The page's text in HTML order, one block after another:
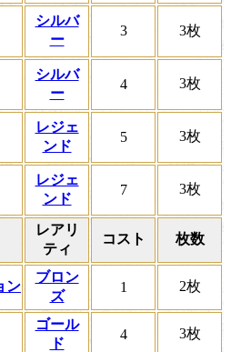
シルバ
ー
3 3枚
シルバ
ー
4 3枚
レジェ
ンド
5 3枚
レジェ
ンド
7 3枚
レアリ
ティ
コスト 枚数
ン
ブロン
ズ
1 2枚
ゴール
ド
4 3枚